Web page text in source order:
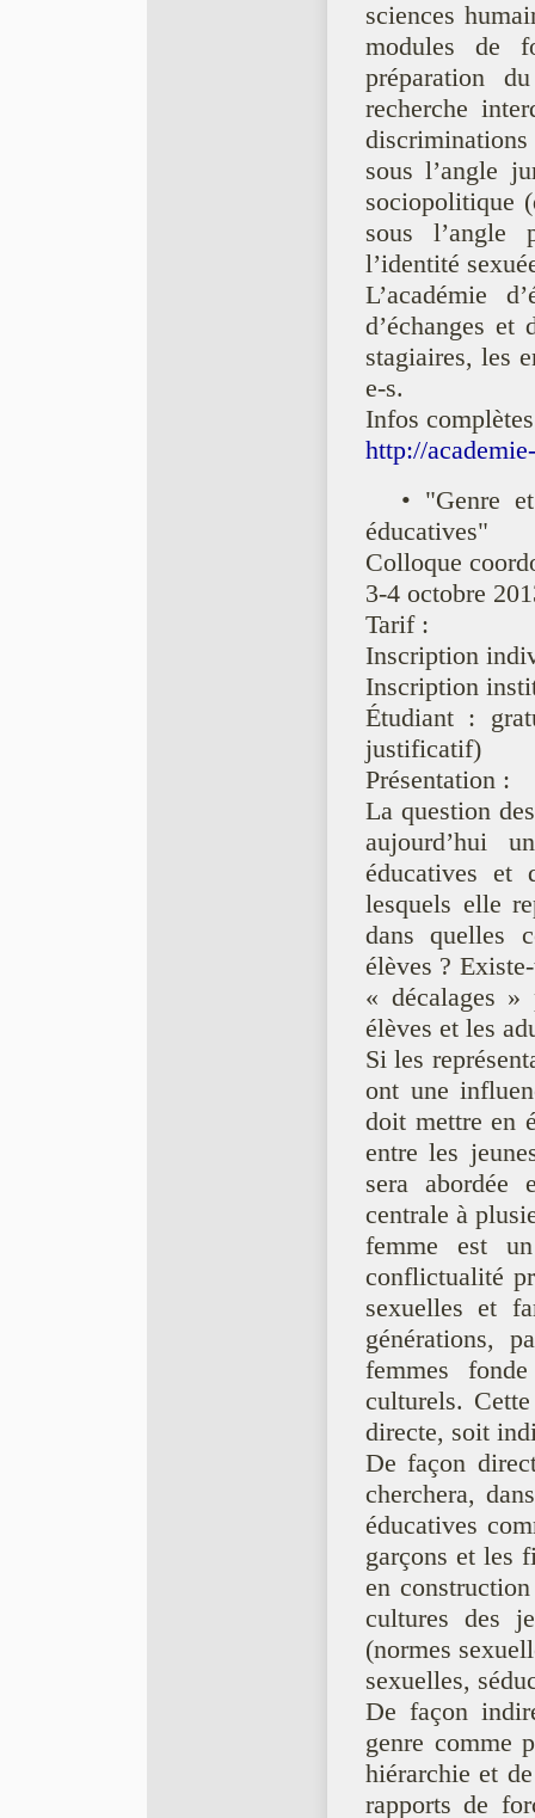
sciences
modules de
préparation
recherche
sous l’angle
sociopolitique
sous l’angle
l’identité
L’académie
d’échanges et
stagiaires, les
e-s.
Infos
http://
• "Genre
éducatives"
Colloque
3-4 octobre
Tarif :
Inscription
Inscription
Étudiant :
justificatif)
Présentation :
La question
aujourd’hui
éducatives et
lesquels elle
dans quelles
élèves ?
« décalages »
élèves et les
Si les
ont une
doit mettre en
entre les
sera abordée
centrale à
femme est
conflictualité
sexuelles et
générations,
femmes
culturels.
directe, soit
De façon
cherchera,
éducatives
garçons et les
en
cultures des
(normes
sexuelles,
De façon
genre comme
hiérarchie et
rapports de